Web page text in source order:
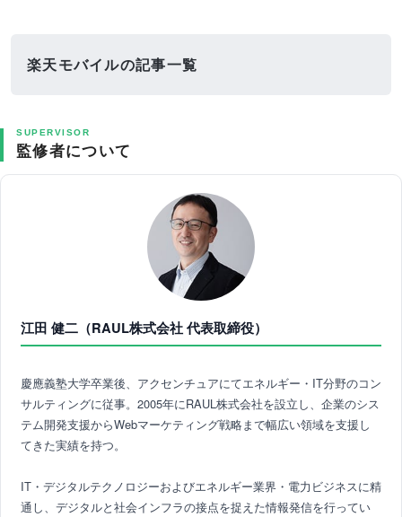
楽天モバイルの記事一覧
SUPERVISOR
監修者について
江田 健二（RAUL株式会社 代表取締役）
慶應義塾大学卒業後、アクセンチュアにてエネルギー・IT分野のコン
サルティングに従事。2005年にRAUL株式会社を設立し、企業のシス
テム開発支援からWebマーケティング戦略まで幅広い領域を支援し
てきた実績を持つ。
IT・デジタルテクノロジーおよびエネルギー業界・電力ビジネスに精
通し、デジタルと社会インフラの接点を捉えた情報発信を行ってい